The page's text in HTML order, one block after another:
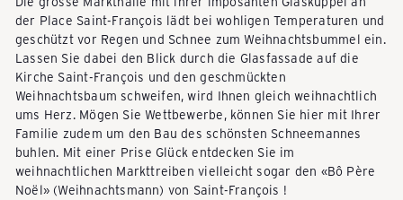
p
ä
c
der Place Saint-François lädt bei wohligen Temperaturen und
geschützt vor Regen und Schnee zum Weihnachtsbummel ein.
Lassen Sie dabei den Blick durch die Glasfassade auf die
Kirche Saint-François und den geschmückten
Weihnachtsbaum schweifen, wird Ihnen gleich weihnachtlich
ums Herz. Mögen Sie Wettbewerbe, können Sie hier mit Ihrer
Familie zudem um den Bau des schönsten Schneemannes
buhlen. Mit einer Prise Glück entdecken Sie im
weihnachtlichen Markttreiben vielleicht sogar den «Bô Père
Noël» (Weihnachtsmann) von Saint-François !